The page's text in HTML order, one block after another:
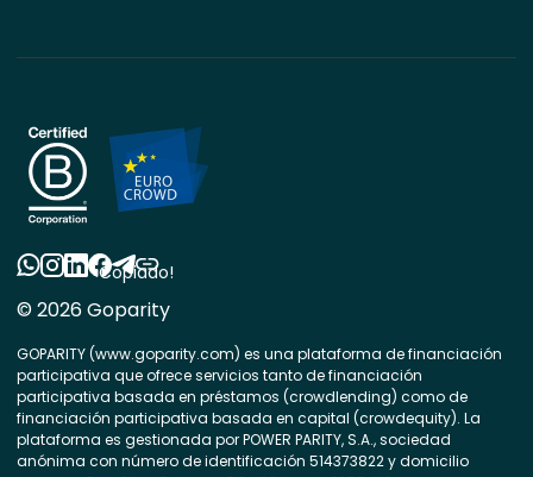
© 2026 Goparity
GOPARITY (www.goparity.com) es una plataforma de financiación
participativa que ofrece servicios tanto de financiación
participativa basada en préstamos (crowdlending) como de
financiación participativa basada en capital (crowdequity). La
plataforma es gestionada por POWER PARITY, S.A., sociedad
anónima con número de identificación 514373822 y domicilio
Copiado!